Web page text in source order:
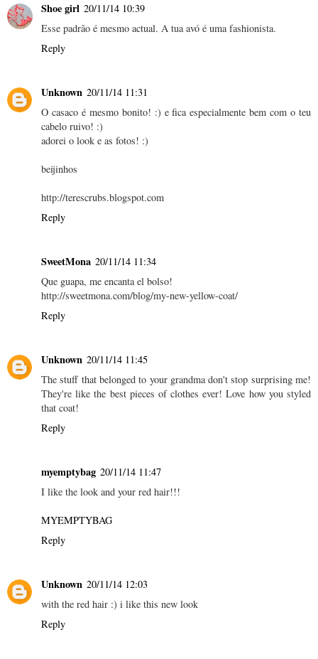
Shoe girl 20/11/14 10:39
Esse padrão é mesmo actual. A tua avó é uma fashionista.
Reply
Unknown 20/11/14 11:31
O casaco é mesmo bonito! :) e fica especialmente bem com o teu
cabelo ruivo! :)
adorei o look e as fotos! :)
beijinhos
http://terescrubs.blogspot.com
Reply
SweetMona 20/11/14 11:34
Que guapa, me encanta el bolso!
http://sweetmona.com/blog/my-new-yellow-coat/
Reply
Unknown 20/11/14 11:45
The stuff that belonged to your grandma don't stop surprising me!
They're like the best pieces of clothes ever! Love how you styled
that coat!
Reply
myemptybag 20/11/14 11:47
I like the look and your red hair!!!
MYEMPTYBAG
Reply
Unknown 20/11/14 12:03
with the red hair :) i like this new look
Reply